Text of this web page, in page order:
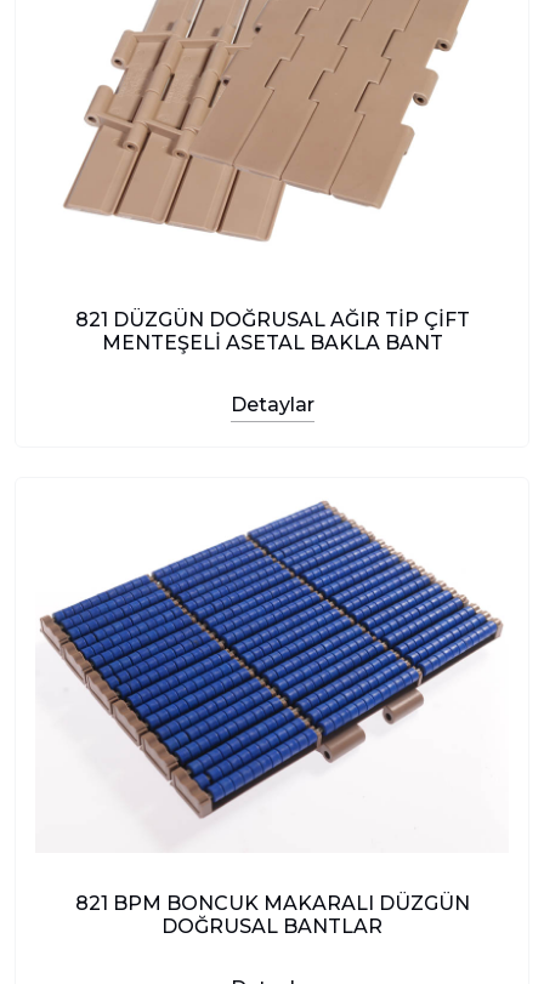
821 DÜZGÜN DOĞRUSAL AĞIR TİP ÇİFT
MENTEŞELİ ASETAL BAKLA BANT
Detaylar
821 BPM BONCUK MAKARALI DÜZGÜN
DOĞRUSAL BANTLAR